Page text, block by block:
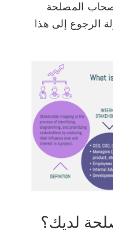
المصلحة
الرجوع إلى هذا
لديك؟